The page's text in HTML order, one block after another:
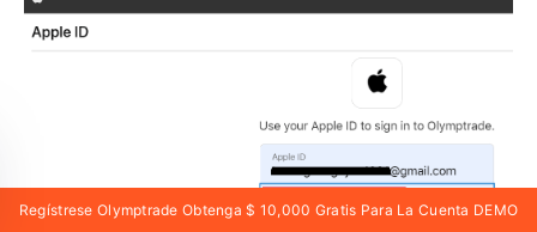
Regístrese Olymptrade Obtenga $ 10,000 Gratis Para La Cuenta DEMO